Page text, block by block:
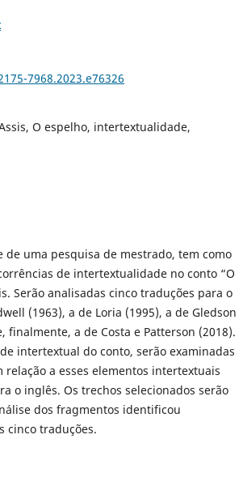
7968.2023.e76326
O espelho, intertextualidade,
uma pesquisa de mestrado, tem como
de intertextualidade no conto “O
Serão analisadas cinco traduções para o
(1963), a de Loria (1995), a de Gledson
finalmente, a de Costa e Patterson (2018).
intertextual do conto, serão examinadas
a esses elementos intertextuais
o inglês. Os trechos selecionados serão
dos fragmentos identificou
cinco traduções.